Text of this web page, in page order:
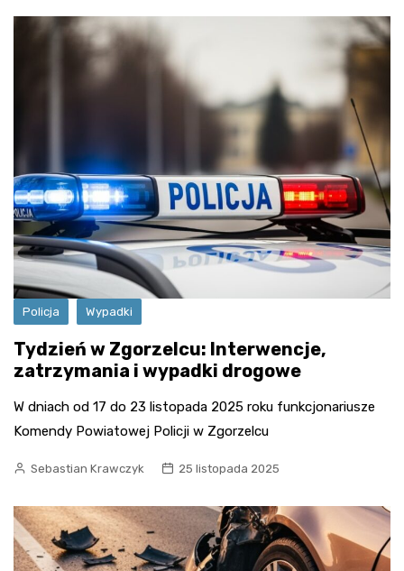
Policja Wypadki
Tydzień w Zgorzelcu: Interwencje,
zatrzymania i wypadki drogowe
W dniach od 17 do 23 listopada 2025 roku funkcjonariusze
Komendy Powiatowej Policji w Zgorzelcu
Sebastian Krawczyk 25 listopada 2025